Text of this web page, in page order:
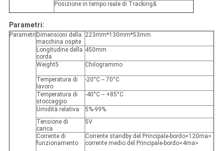
Posizione in tempo reale di Tracking&
Parametri:
Parametri Dimensioni della
macchina ospite
223mm*130mm*53mm
Longitudine della
corda
450mm
Weight5 Chilogrammo
Temperatura di
lavoro
-20°C -- 70°C
Temperatura di
stoccaggio
-40°C -- +85°C
Umidità relativa
5%-99%
Tensione di
carica
5V
Corrente di
funzionamento
Corrente standby del Principale-bordo<120ma>
corrente medio del Principale-bordo<4ma>